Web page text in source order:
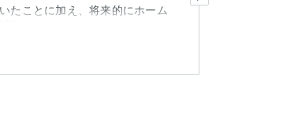
たことに加え、将来的にホーム
に...